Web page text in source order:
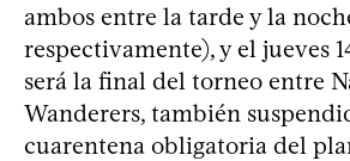
ambos entre la tarde y la
respectivamente), y el jueves
será la final del torneo entre
Wanderers, también
cuarentena obligatoria del